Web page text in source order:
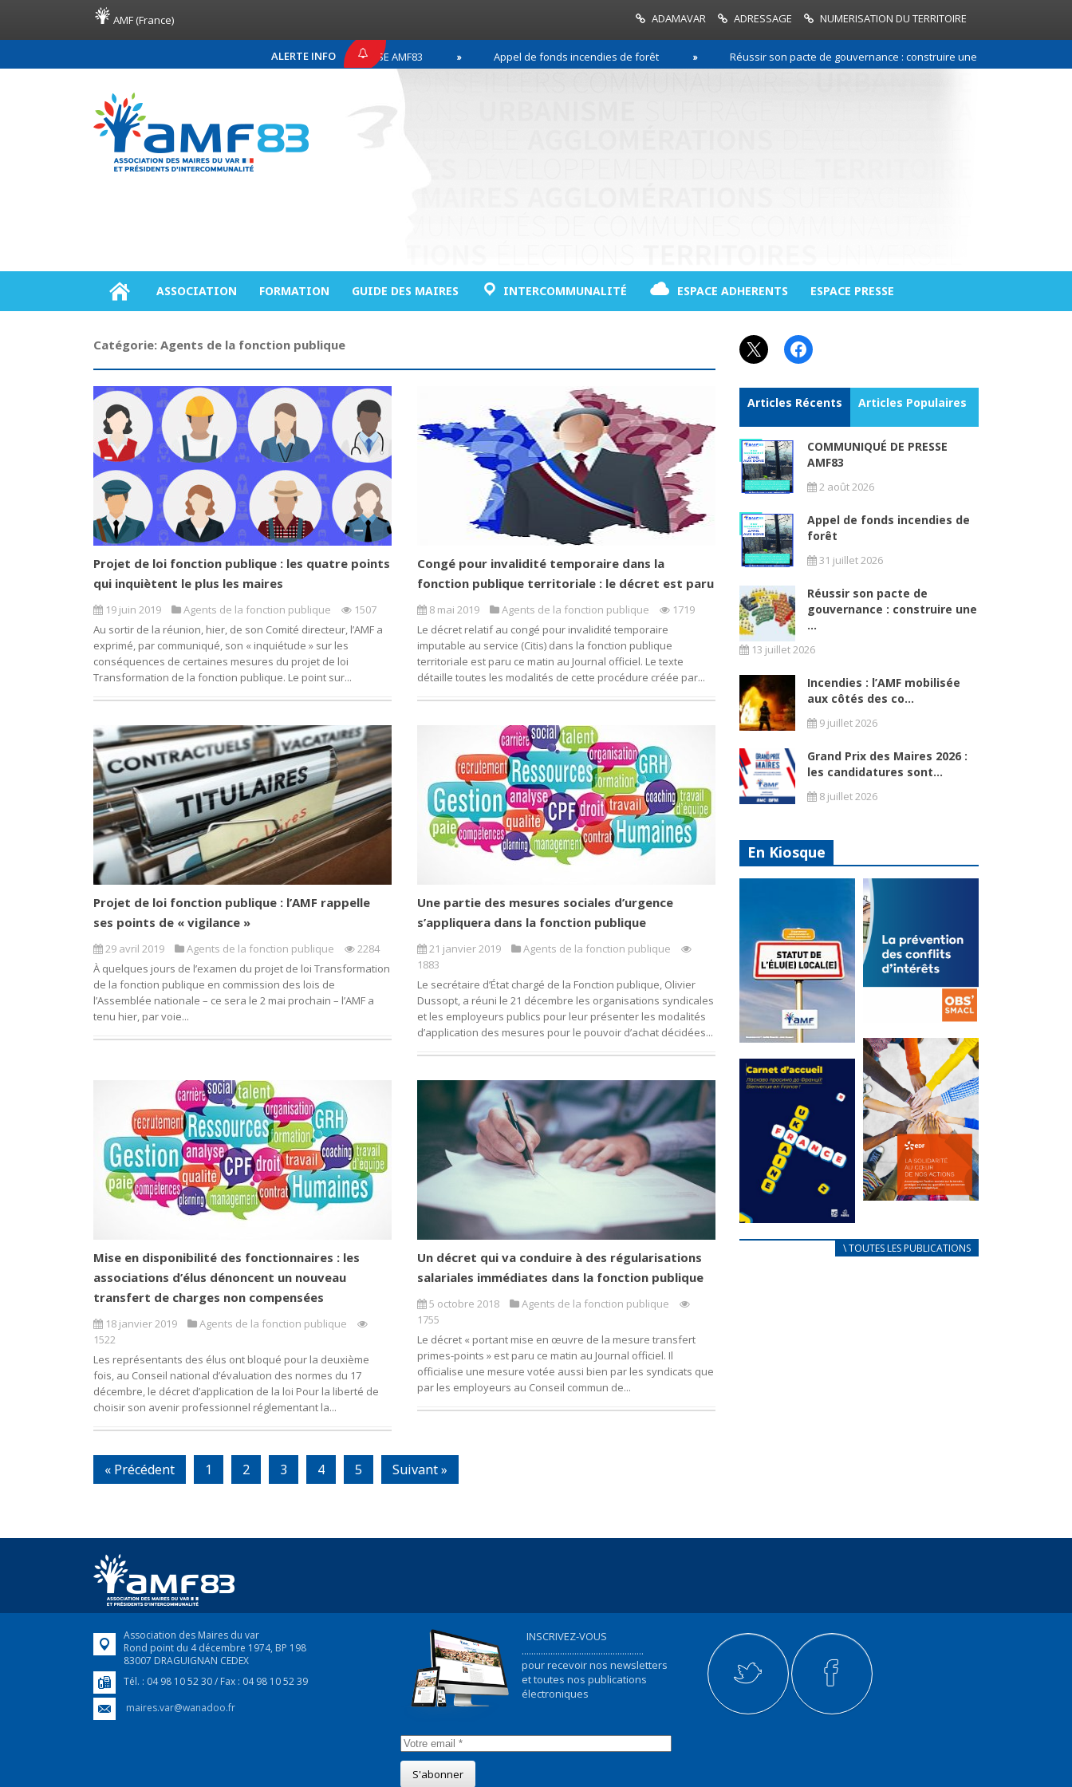
AMF (France) ADAMAVAR ADRESSAGE NUMERISATION DU TERRITOIRE
ALERTE INFO
COMMUNIQUÉ DE PRESSE AMF83 Appel de fonds incendies de forêt Réussir son pacte de gouvernance : construire une relation de confiance
ASSOCIATION FORMATION GUIDE DES MAIRES INTERCOMMUNALITÉ ESPACE ADHERENTS ESPACE PRESSE
Catégorie: Agents de la fonction publique
Projet de loi fonction publique : les quatre points
qui inquiètent le plus les maires
19 juin 2019 Agents de la fonction publique
1507
Au sortir de la réunion, hier, de son Comité directeur, l’AMF a
exprimé, par communiqué, son « inquiétude » sur les
conséquences de certaines mesures du projet de loi
Transformation de la fonction publique. Le point sur...
Congé pour invalidité temporaire dans la
fonction publique territoriale : le décret est paru
8 mai 2019 Agents de la fonction publique
1719
Le décret relatif au congé pour invalidité temporaire
imputable au service (Citis) dans la fonction publique
territoriale est paru ce matin au Journal officiel. Le texte
détaille toutes les modalités de cette procédure créée par...
Projet de loi fonction publique : l’AMF rappelle
ses points de « vigilance »
29 avril 2019 Agents de la fonction publique
2284
À quelques jours de l’examen du projet de loi Transformation
de la fonction publique en commission des lois de
l’Assemblée nationale – ce sera le 2 mai prochain – l’AMF a
tenu hier, par voie...
Une partie des mesures sociales d’urgence
s’appliquera dans la fonction publique
21 janvier 2019
Agents de la fonction publique
1883
Le secrétaire d’État chargé de la Fonction publique, Olivier
Dussopt, a réuni le 21 décembre les organisations syndicales
et les employeurs publics pour leur présenter les modalités
d’application des mesures pour le pouvoir d’achat décidées...
Mise en disponibilité des fonctionnaires : les
associations d’élus dénoncent un nouveau
transfert de charges non compensées
18 janvier 2019
Agents de la fonction publique
1522
Les représentants des élus ont bloqué pour la deuxième
fois, au Conseil national d’évaluation des normes du 17
décembre, le décret d’application de la loi Pour la liberté de
choisir son avenir professionnel réglementant la...
Un décret qui va conduire à des régularisations
salariales immédiates dans la fonction publique
5 octobre 2018
Agents de la fonction publique
1755
Le décret « portant mise en œuvre de la mesure transfert
primes-points » est paru ce matin au Journal officiel. Il
officialise une mesure votée aussi bien par les syndicats que
par les employeurs au Conseil commun de...
« Précédent 1 2 3 4 5 Suivant »
X Facebook
Articles Récents Articles Populaires
COMMUNIQUÉ DE PRESSE
AMF83
2 août 2026
Appel de fonds incendies de
forêt
31 juillet 2026
Réussir son pacte de
gouvernance : construire une
...
13 juillet 2026
Incendies : l’AMF mobilisée
aux côtés des co...
9 juillet 2026
Grand Prix des Maires 2026 :
les candidatures sont...
8 juillet 2026
En Kiosque
Statut de
l’élu local
Mise à jour avril
2024
FEUILLETER
La
prévention
des conflits
d’intérêts
18 septembre 2023
FEUILLETER
au coeur de
nos actions
\ TOUTES LES PUBLICATIONS
Association des Maires du var
Rond point du 4 décembre 1974, BP 198
83007 DRAGUIGNAN CEDEX
Tél. : 04 98 10 52 30 / Fax : 04 98 10 52 39
maires.var@wanadoo.fr
INSCRIVEZ-VOUS
...................................................
pour recevoir nos newsletters
et toutes nos publications
électroniques